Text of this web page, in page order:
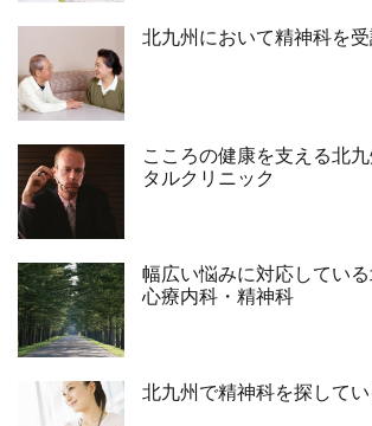
北九州において精神科を
こころの健康を支える北
タルクリニック
幅広い悩みに対応してい
心療内科・精神科
北九州で精神科を探してい